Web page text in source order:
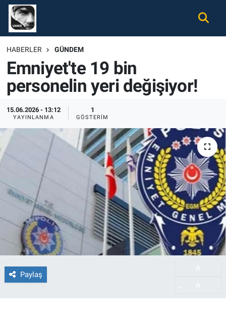
HABERLER GÜNDEM
Emniyet'te 19 bin
personelin yeri değişiyor!
15.06.2026 - 13:12
YAYINLANMA
1
GÖSTERIM
Paylaş
Gündem
Ekonomi
Spor
Magazin
Tüm Haberler
İletişim
Künye
Nöbetçi Eczaneler
Hava Durumu
Namaz Vakitleri
Trafik Durumu
Süper Lig Puan Durumu ve Fikstür
Tüm Manşetler
Son Dakika Haberleri
Haber Arşivi